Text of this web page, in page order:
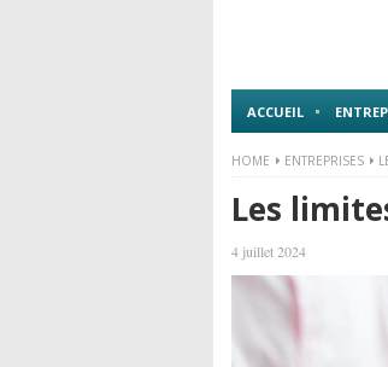
ACCUEIL
HOME ENTREPRISES
Les
4 juillet 2024